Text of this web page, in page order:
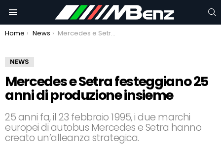
You are here:
Home News Mercedes e Setra festeggiano 25 anni di produzione insieme
NEWS
Mercedes e Setra festeggiano 25
anni di produzione insieme
25 anni fa, il 23 febbraio 1995, i due marchi
europei di autobus Mercedes e Setra hanno
creato un’alleanza strategica.